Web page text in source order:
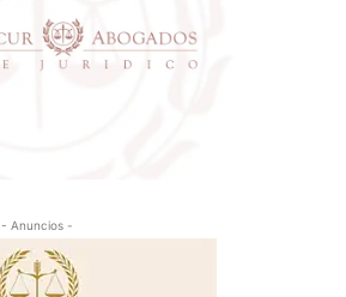
- Anuncios -